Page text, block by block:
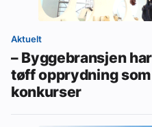
Aktuelt
– Byggebransjen
tøff opprydning
konkurser